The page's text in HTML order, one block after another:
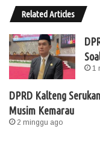
Related Articles
1
DPRD Kalteng
Musim Kemarau
2 minggu ago